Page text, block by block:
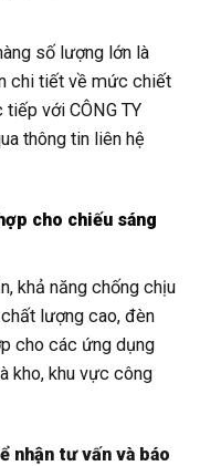
số lượng lớn là
chi tiết về mức chiết
với CÔNG TY
thông tin liên hệ
cho chiếu sáng
khả năng chống chịu
lượng cao, đèn
cho các ứng dụng
kho, khu vực công
nhận tư vấn và báo